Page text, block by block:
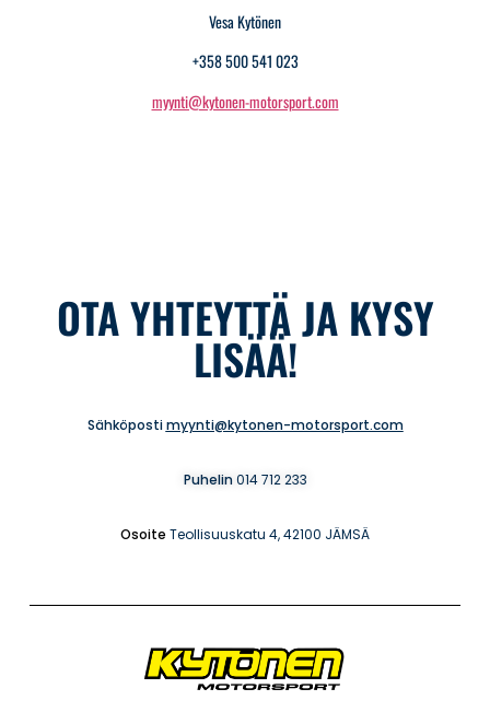
Vesa Kytönen
+358 500 541 023
myynti@kytonen-motorsport.com
OTA YHTEYTTÄ JA KYSY
LISÄÄ!
Sähköpostimyynti@kytonen-motorsport.com
Puhelin014 712 233
Osoite Teollisuuskatu 4, 42100 JÄMSÄ